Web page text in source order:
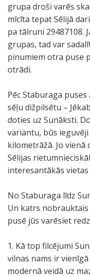
grupa droši varēs
mīcīta tepat Sēlijā
pa tālruni 29487108.
grupas, tad var
pinumiem otra puse
otrādi.
Pēc Staburaga
sēļu dižpilsētu –
doties uz Sunāksti.
variantu, būs
kilometrāžā. Jo
Sēlijas
interesantākās vietas
No Staburaga līdz
Un katrs
pusē jūs varēsiet
1. Kā top filcējumi
vilnas nams ir
modernā veidā uz